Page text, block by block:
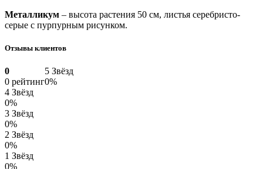
Металликум – высота растения 50 см, листья серебристо-
серые с пурпурным рисунком.
Отзывы клиентов
0
0 рейтинг
5 Звёзд
0%
4 Звёзд
0%
3 Звёзд
0%
2 Звёзд
0%
1 Звёзд
0%